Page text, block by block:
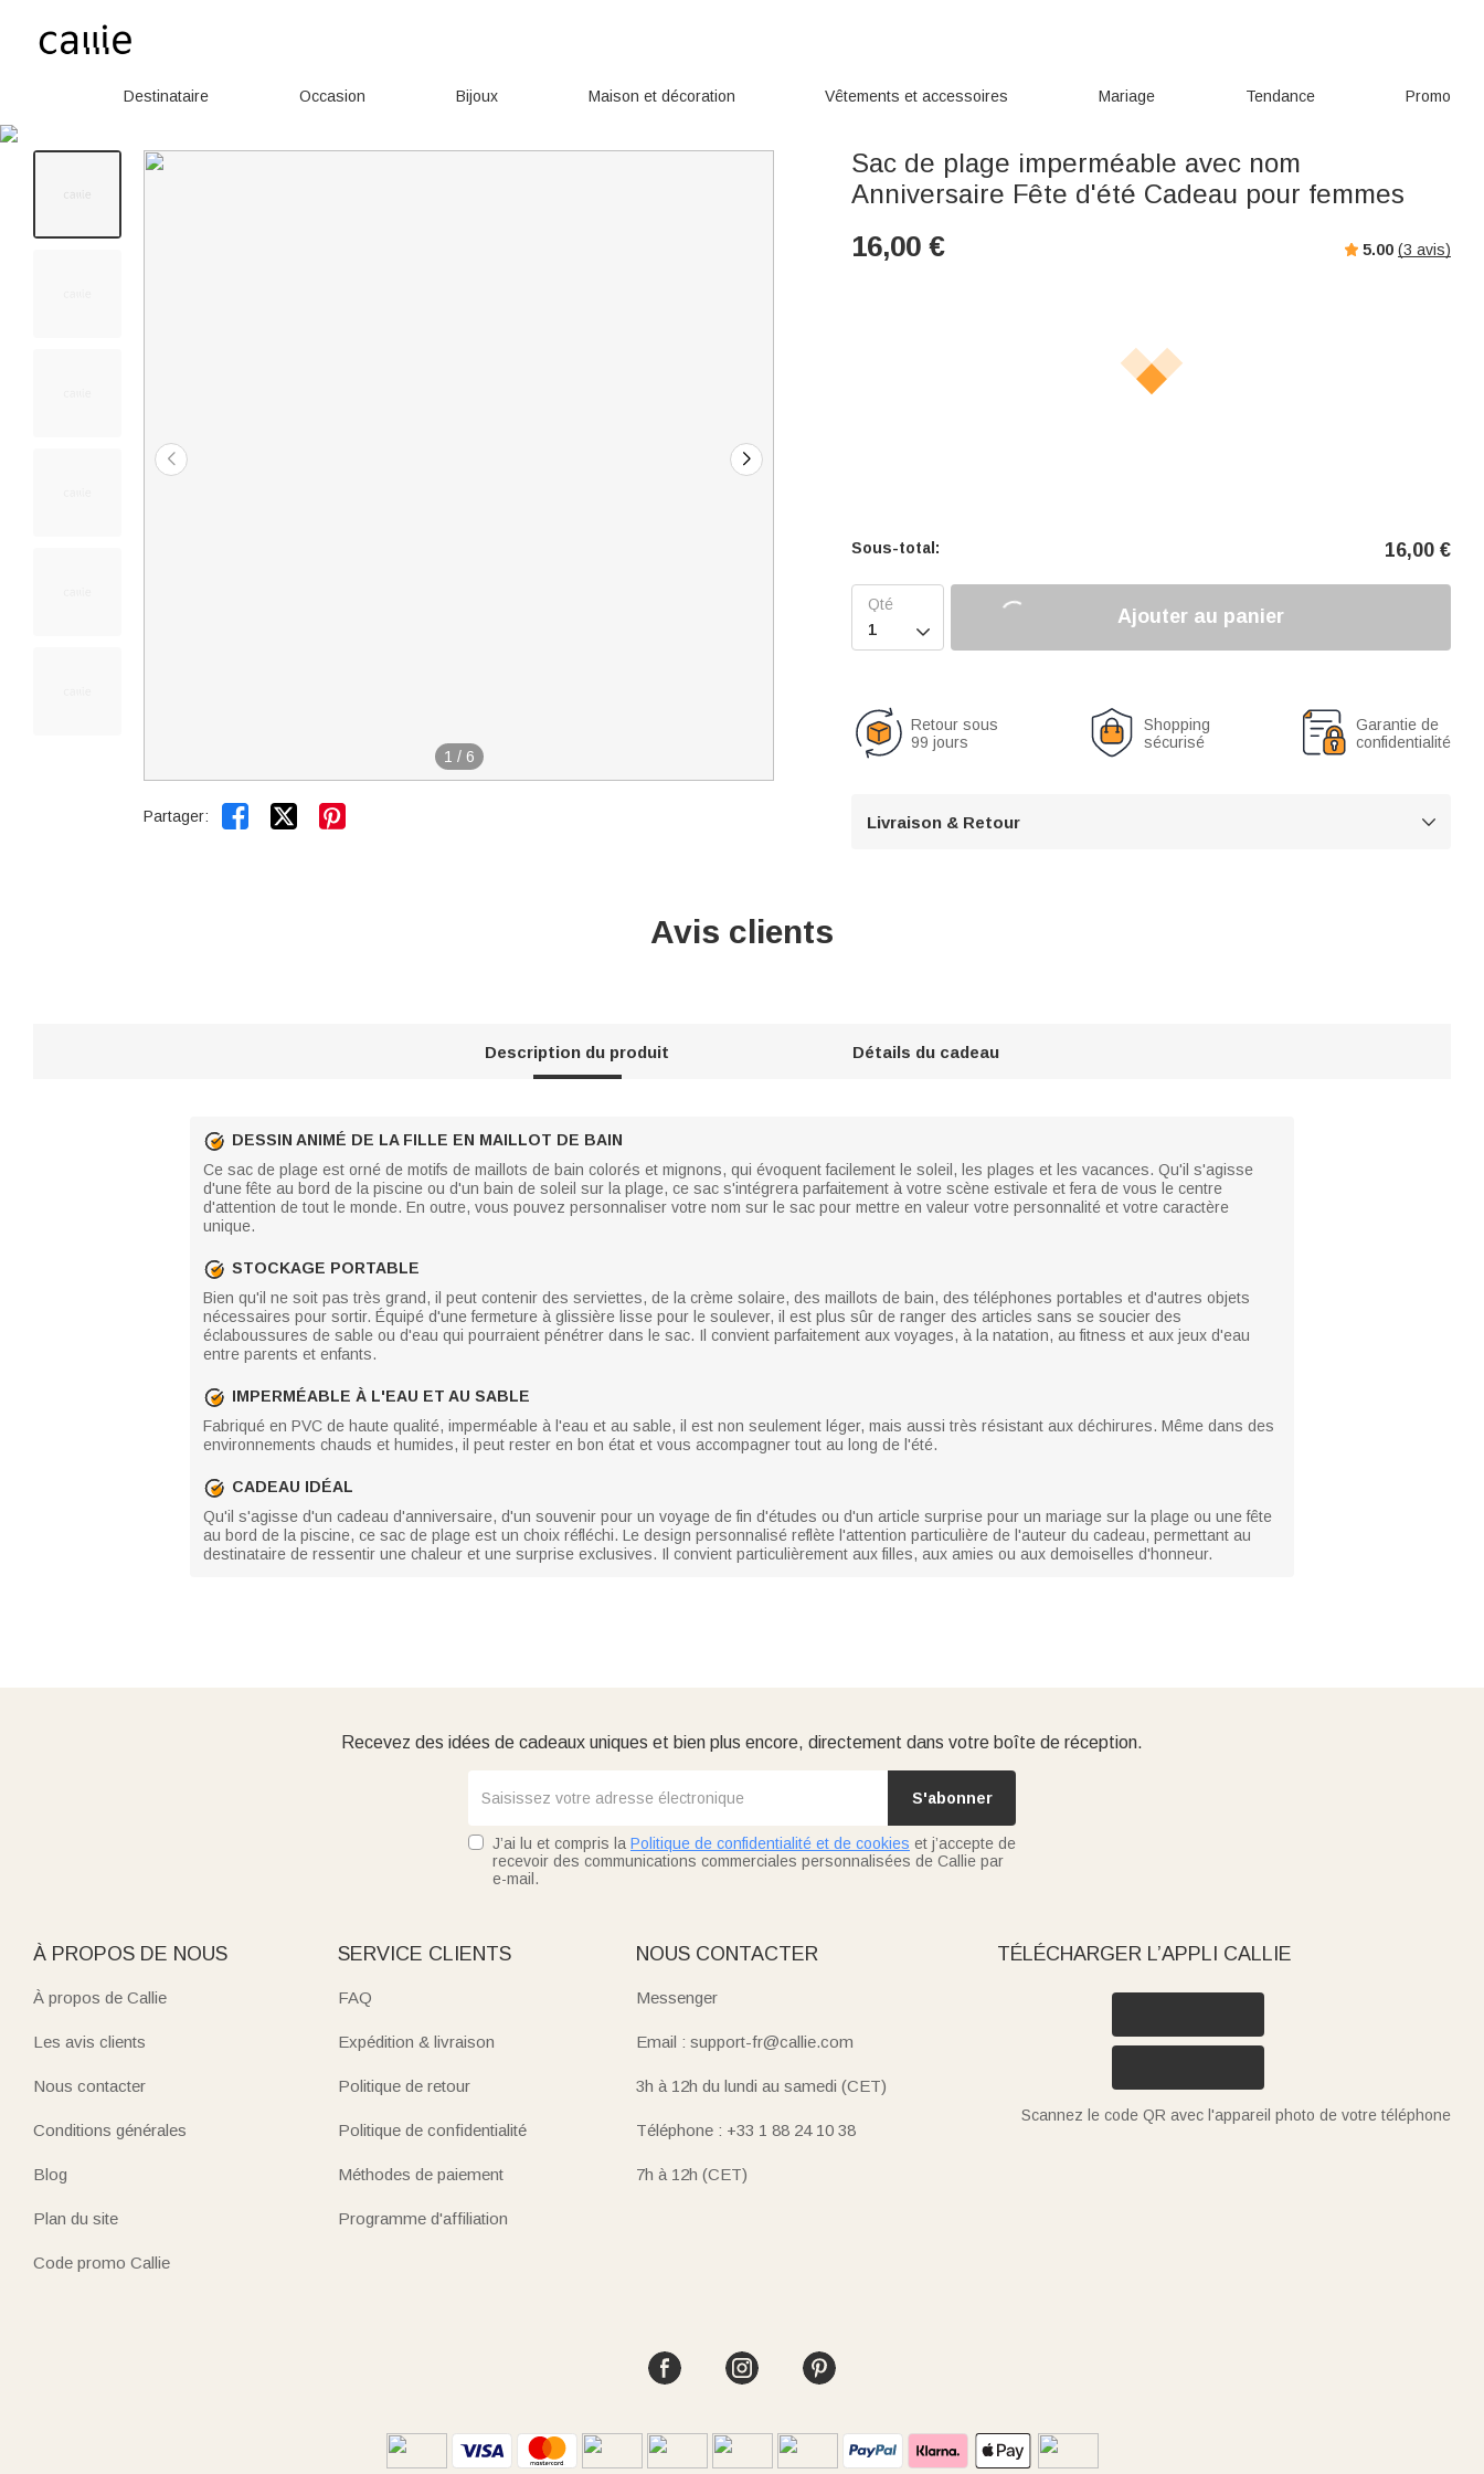
Destinataire Occasion Bijoux Maison et décoration Vêtements et accessoires Mariage Tendance Promo
1 / 6
Partager:  
Sac de plage imperméable avec nom
Anniversaire Fête d'été Cadeau pour femmes
16,00 € 5.00 (3 avis)
Sous-total: 16,00 €

Ajouter au panier
Retour sous
99 jours
Shopping
sécurisé
Garantie de
confidentialité
Livraison & Retour 
Avis clients
Description du produit Détails du cadeau
DESSIN ANIMÉ DE LA FILLE EN MAILLOT DE BAIN
Ce sac de plage est orné de motifs de maillots de bain colorés et mignons, qui évoquent facilement le soleil, les plages et les vacances. Qu'il s'agisse
d'une fête au bord de la piscine ou d'un bain de soleil sur la plage, ce sac s'intégrera parfaitement à votre scène estivale et fera de vous le centre
d'attention de tout le monde. En outre, vous pouvez personnaliser votre nom sur le sac pour mettre en valeur votre personnalité et votre caractère
unique.
STOCKAGE PORTABLE
Bien qu'il ne soit pas très grand, il peut contenir des serviettes, de la crème solaire, des maillots de bain, des téléphones portables et d'autres objets
nécessaires pour sortir. Équipé d'une fermeture à glissière lisse pour le soulever, il est plus sûr de ranger des articles sans se soucier des
éclaboussures de sable ou d'eau qui pourraient pénétrer dans le sac. Il convient parfaitement aux voyages, à la natation, au fitness et aux jeux d'eau
entre parents et enfants.
IMPERMÉABLE À L'EAU ET AU SABLE
Fabriqué en PVC de haute qualité, imperméable à l'eau et au sable, il est non seulement léger, mais aussi très résistant aux déchirures. Même dans des
environnements chauds et humides, il peut rester en bon état et vous accompagner tout au long de l'été.
CADEAU IDÉAL
Qu'il s'agisse d'un cadeau d'anniversaire, d'un souvenir pour un voyage de fin d'études ou d'un article surprise pour un mariage sur la plage ou une fête
au bord de la piscine, ce sac de plage est un choix réfléchi. Le design personnalisé reflète l'attention particulière de l'auteur du cadeau, permettant au
destinataire de ressentir une chaleur et une surprise exclusives. Il convient particulièrement aux filles, aux amies ou aux demoiselles d'honneur.
Recevez des idées de cadeaux uniques et bien plus encore, directement dans votre boîte de réception.
S'abonner
J’ai lu et compris la Politique de confidentialité et de cookies et j’accepte de
recevoir des communications commerciales personnalisées de Callie par
e-mail.
À PROPOS DE NOUS
À propos de Callie
Les avis clients
Nous contacter
Conditions générales
Blog
Plan du site
Code promo Callie
SERVICE CLIENTS
FAQ
Expédition & livraison
Politique de retour
Politique de confidentialité
Méthodes de paiement
Programme d'affiliation
NOUS CONTACTER
Messenger
Email : support-fr@callie.com
3h à 12h du lundi au samedi (CET)
Téléphone : +33 1 88 24 10 38
7h à 12h (CET)
TÉLÉCHARGER L’APPLI CALLIE
Scannez le code QR avec l'appareil photo de votre téléphone